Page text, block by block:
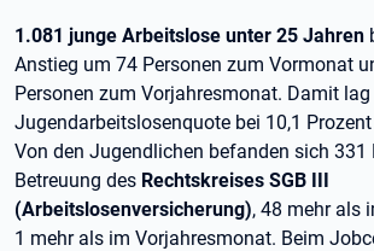
1.081 junge Arbeitslose unter 25 Jahren
Anstieg um 74 Personen zum Vormonat
Personen zum Vorjahresmonat. Damit lag
Jugendarbeitslosenquote bei 10,1 Prozent
Von den Jugendlichen befanden sich 331
Betreuung des Rechtskreises SGB III
(Arbeitslosenversicherung), 48 mehr als
1 mehr als im Vorjahresmonat. Beim